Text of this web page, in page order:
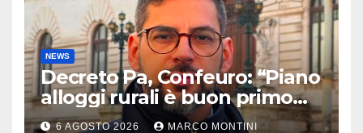
NEWS
Decreto Pa, Confeuro: “Piano
alloggi rurali è buon primo
passo ma da solo non basta”
6 AGOSTO 2026 MARCO MONTINI